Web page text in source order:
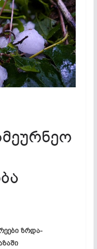
ზრდა-